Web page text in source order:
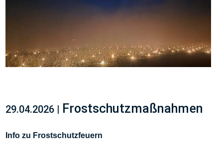
29.04.2026 | Frostschutzmaßnahmen
Info zu Frostschutzfeuern